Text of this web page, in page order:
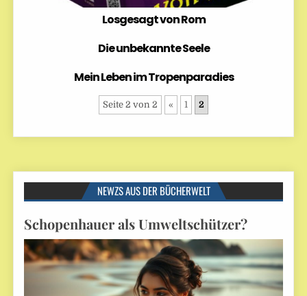
Losgesagt von Rom
Die unbekannte Seele
Mein Leben im Tropenparadies
Seite 2 von 2 « 1 2
NEWZS AUS DER BÜCHERWELT
Schopenhauer als Umweltschützer?